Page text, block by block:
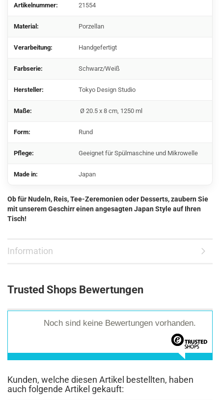
Artikelnummer: 21554
Material: Porzellan
Verarbeitung: Handgefertigt
Farbserie: Schwarz/Weiß
Hersteller: Tokyo Design Studio
Maße: Ø 20.5 x 8 cm, 1250 ml
Form: Rund
Pflege: Geeignet für Spülmaschine und Mikrowelle
Made in: Japan
Ob für Nudeln, Reis, Tee-Zeremonien oder Desserts, zaubern Sie
mit unserem Geschirr einen angesagten Japan Style auf Ihren
Tisch!
Information
Trusted Shops Bewertungen
Noch sind keine Bewertungen vorhanden.
Kunden, welche diesen Artikel bestellten, haben
auch folgende Artikel gekauft: